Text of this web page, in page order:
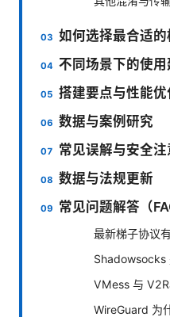
如何选择最合适
不同场景下的使用
搭建要点与性能优
数据与案例研究
常见误解与安全注
数据与法规更新
常见问题解答（
最新梯子协议
Shadowsocks
VMess 与
WireGuard 为